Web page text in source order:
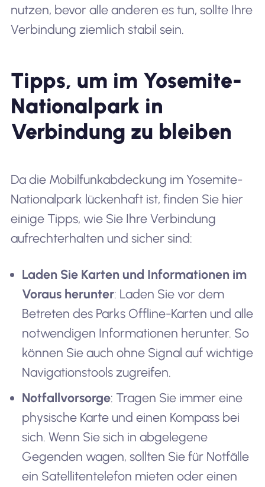
nutzen, bevor alle anderen es tun, sollte Ihre
Verbindung ziemlich stabil sein.
Tipps, um im Yosemite-
Nationalpark in
Verbindung zu bleiben
Da die Mobilfunkabdeckung im Yosemite-
Nationalpark lückenhaft ist, finden Sie hier
einige Tipps, wie Sie Ihre Verbindung
aufrechterhalten und sicher sind:
Laden Sie Karten und Informationen im
Voraus herunter: Laden Sie vor dem
Betreten des Parks Offline-Karten und alle
notwendigen Informationen herunter. So
können Sie auch ohne Signal auf wichtige
Navigationstools zugreifen.
Notfallvorsorge: Tragen Sie immer eine
physische Karte und einen Kompass bei
sich. Wenn Sie sich in abgelegene
Gegenden wagen, sollten Sie für Notfälle
ein Satellitentelefon mieten oder einen